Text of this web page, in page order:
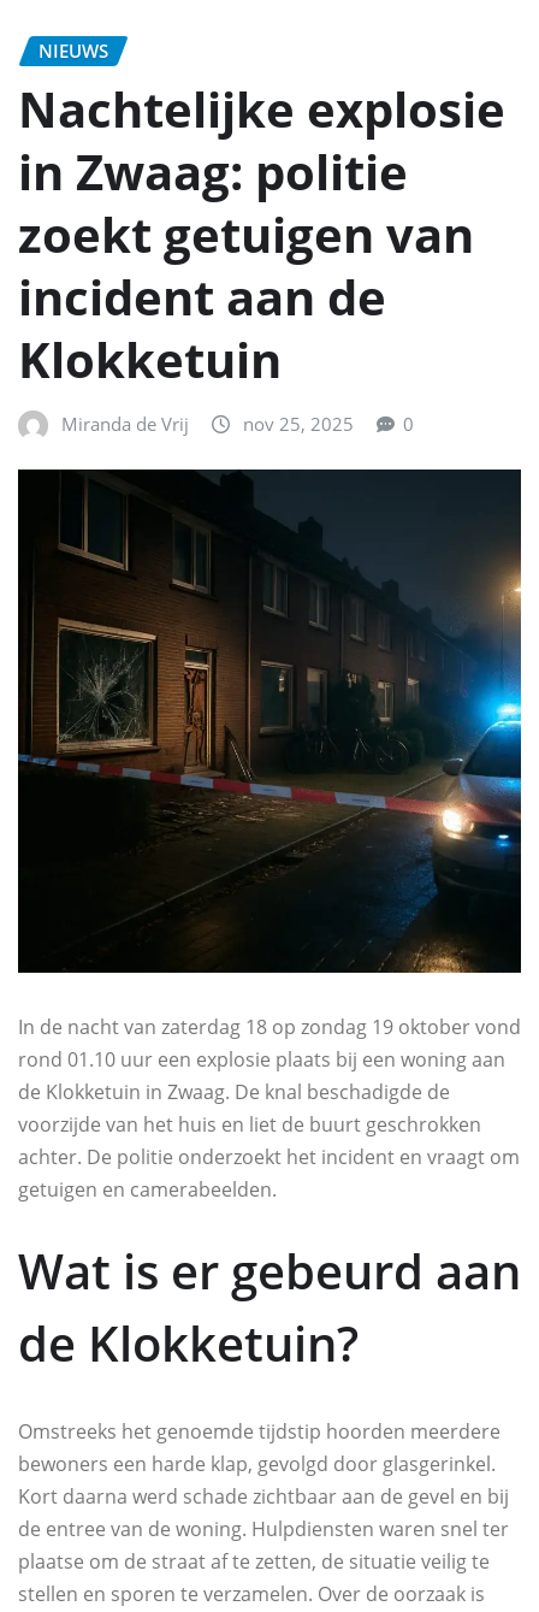
NIEUWS
Nachtelijke explosie
in Zwaag: politie
zoekt getuigen van
incident aan de
Klokketuin
Miranda de Vrij nov 25, 2025 0
In de nacht van zaterdag 18 op zondag 19 oktober vond
rond 01.10 uur een explosie plaats bij een woning aan
de Klokketuin in Zwaag. De knal beschadigde de
voorzijde van het huis en liet de buurt geschrokken
achter. De politie onderzoekt het incident en vraagt om
getuigen en camerabeelden.
Wat is er gebeurd aan
de Klokketuin?
Omstreeks het genoemde tijdstip hoorden meerdere
bewoners een harde klap, gevolgd door glasgerinkel.
Kort daarna werd schade zichtbaar aan de gevel en bij
de entree van de woning. Hulpdiensten waren snel ter
plaatse om de straat af te zetten, de situatie veilig te
stellen en sporen te verzamelen. Over de oorzaak is